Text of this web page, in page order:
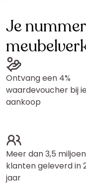
Je
Ontvang een 4%
waardevoucher bij
aankoop
Meer dan 3,5 miljoen
klanten geleverd in
jaar